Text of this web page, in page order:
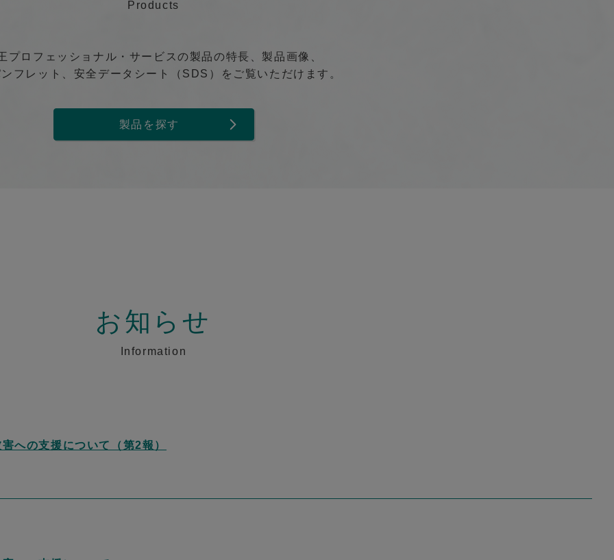
Products
プロフェッショナル・サービスの製品の特長、製品画像、
フレット、安全データシート（SDS）をご覧いただけます。
製品を探す
お知らせ
Information
への支援について（第2報）